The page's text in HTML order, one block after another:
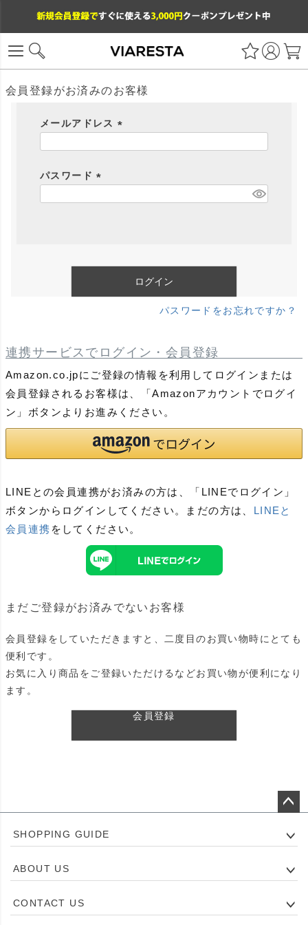
会員登録がお済みのお客様
メールアドレス
パスワード
ログイン
パスワードをお忘れですか？
連携サービスでログイン・会員登録
Amazon.co.jpにご登録の情報を利用してログインまたは
会員登録されるお客様は、「Amazonアカウントでログイ
ン」ボタンよりお進みください。
LINEとの会員連携がお済みの方は、「LINEでログイン」
ボタンからログインしてください。まだの方は、 LINEと
会員連携 をしてください。
まだご登録がお済みでないお客様
会員登録をしていただきますと、二度目のお買い物時にとても
便利です。
お気に入り商品をご登録いただけるなどお買い物が便利になり
ます。
会員登録
ジト
へ
SHOPPING GUIDE
ABOUT US
CONTACT US